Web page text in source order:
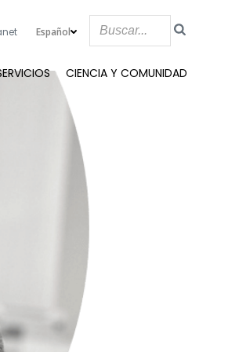
Español
CIENCIA Y COMUNIDAD